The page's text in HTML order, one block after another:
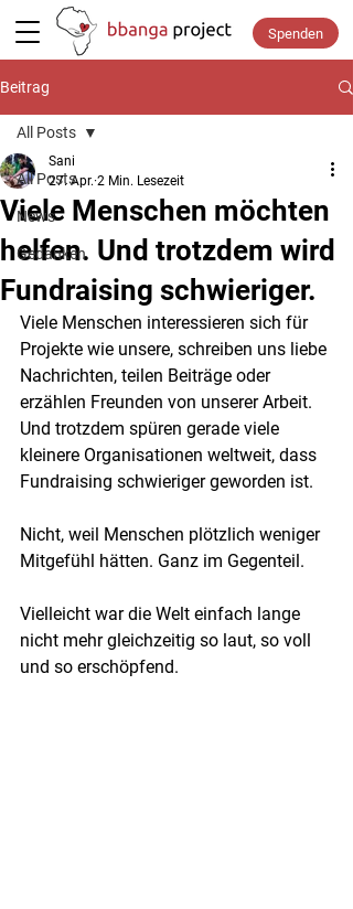
Spenden
Beitrag
All Posts
News
Gedanken
All Posts
Viele Menschen möchten
helfen. Und trotzdem wird
Fundraising schwieriger.
Sani
27. Apr. 2 Min. Lesezeit
Viele Menschen interessieren sich für
Projekte wie unsere, schreiben uns liebe
Nachrichten, teilen Beiträge oder
erzählen Freunden von unserer Arbeit.
Und trotzdem spüren gerade viele
kleinere Organisationen weltweit, dass
Fundraising schwieriger geworden ist.
Nicht, weil Menschen plötzlich weniger
Mitgefühl hätten. Ganz im Gegenteil.
Vielleicht war die Welt einfach lange
nicht mehr gleichzeitig so laut, so voll
und so erschöpfend.